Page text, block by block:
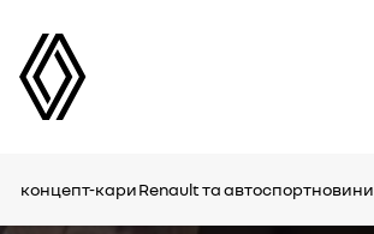
концепт-кариRenault та автоспортновини